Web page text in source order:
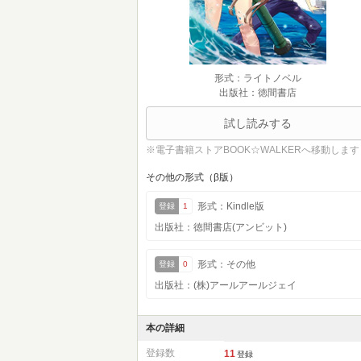
形式：ライトノベル
出版社：徳間書店
試し読みする
※電子書籍ストアBOOK☆WALKERへ移動します
その他の形式（β版）
登録 1
形式：Kindle版
出版社：徳間書店(アンビット)
登録 0
形式：その他
出版社：(株)アールアールジェイ
本の詳細
登録数 11 登録